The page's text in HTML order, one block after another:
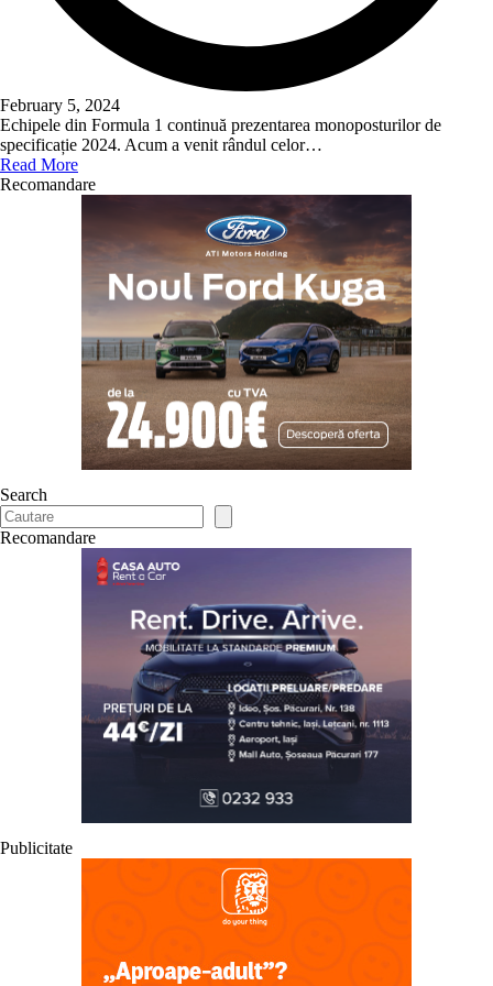
February 5, 2024
Echipele din Formula 1 continuă prezentarea monoposturilor de
specificație 2024. Acum a venit rândul celor…
Read More
Recomandare
Search
Recomandare
Publicitate